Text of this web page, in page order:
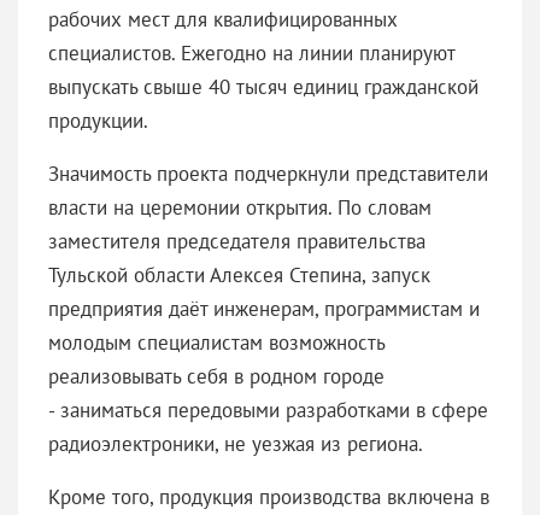
рабочих мест для квалифицированных
специалистов. Ежегодно на линии планируют
выпускать свыше 40 тысяч единиц гражданской
продукции.
Значимость проекта подчеркнули представители
власти на церемонии открытия. По словам
заместителя председателя правительства
Тульской области Алексея Степина, запуск
предприятия даёт инженерам, программистам и
молодым специалистам возможность
реализовывать себя в родном городе
- заниматься передовыми разработками в сфере
радиоэлектроники, не уезжая из региона.
Кроме того, продукция производства включена в